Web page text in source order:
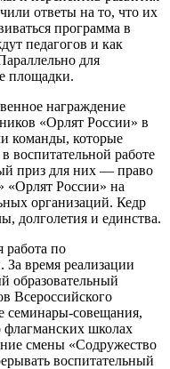
ответы на то, что их
программа в
педагогов и как
для
площадки.
награждение
«Орлят России» в
команды, которые
воспитательной работе
приз для них — право
«Орлят России» на
организаций. Кедр
долголетия и единства.
работа по
За время реализации
образовательный
Всероссийского
семинары-совещания,
школах
смены «Содружество
воспитательный